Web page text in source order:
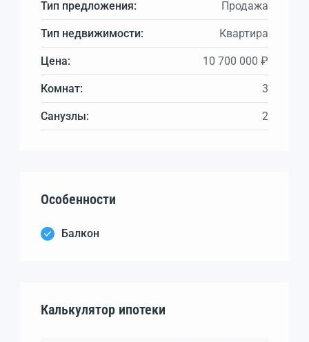
Тип предложения: Продажа
Тип недвижимости: Квартира
Цена: 10 700 000 ₽
Комнат: 3
Санузлы: 2
Особенности
Балкон
Калькулятор ипотеки